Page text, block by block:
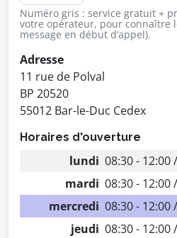
Numéro gris : service gratuit +
votre opérateur, pour connaître
message en début d’appel).
Adresse
11 rue de Polval
BP 20520
55012 Bar-le-Duc Cedex
Horaires d'ouverture
lundi 08:30 - 12:00
mardi 08:30 - 12:00
mercredi 08:30 - 12:00
jeudi 08:30 - 12:00